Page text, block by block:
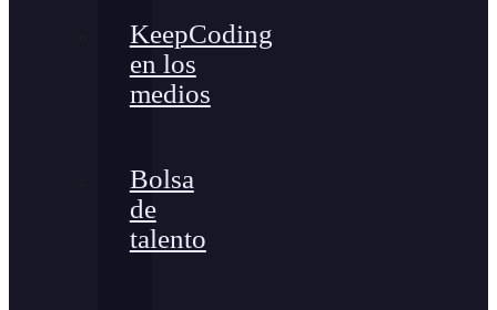
KeepCoding
en los
medios
Bolsa
de
talento